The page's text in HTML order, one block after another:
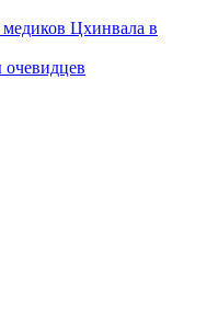
4 августа
г
медиков Цхинвала в
очевидцев